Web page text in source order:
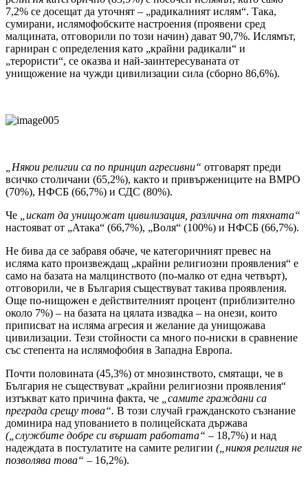
7,2% се досещат да уточнят – „радикалният ислям“. Така,
сумирани, ислямофобските настроения (проявени сред
малцината, отговорили по този начин) дават 90,7%. Ислямът,
гарниран с определения като „крайни радикали“ и
„терористи“, се оказва и най-заинтересуваната от
унищожение на чужди цивилизации сила (сборно 86,6%).
„Някои религии са по принцип агресивни“ отговарят преди
всичко столичани (65,2%), както и привържениците на ВМРО
(70%), НФСБ (66,7%) и СДС (80%).
Че
„искат да унищожат цивилизация, различна от тяхната“
настояват от „Атака“ (66,7%), „Воля“ (100%) и НФСБ (66,7%).
Не бива да се забравя обаче, че категоричният превес на
исляма като произвеждащ „крайни религиозни проявления“ е
само на базата на малцинството (по-малко от една четвърт),
отговорили, че в България съществуват такива проявления.
Още по-нищожен е действителният процент (приблизително
около 7%) – на базата на цялата извадка – на онези, които
приписват на исляма агресия и желание да унищожава
цивилизации. Тези стойности са много по-ниски в сравнение
със степента на ислямофобия в Западна Европа.
Почти половината (45,3%) от мнозинството, смятащи, че в
България не съществуват „крайни религиозни проявления“
изтъкват като причина факта, че
„самите граждани са
преграда срещу това“. В този случай гражданското съзнание
доминира над упованието в полицейската държава
(„службите добре си вършат работата“ – 18,7%) и над
надеждата в постулатите на самите религии („никоя религия не
позволява това“ – 16,2%).